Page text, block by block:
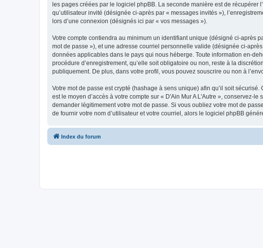
les pages créées par le logiciel phpBB. La seconde manière est de récupérer
qu’utilisateur invité (désignée ci-après par « messages invités »),
lors d’une connexion (désignés ici par « vos messages »).
Votre compte contiendra au minimum un identifiant unique (désigné ci-après
mot de passe »), et une adresse courriel personnelle valide (désignée ci-
données applicables dans le pays qui nous héberge. Toute information en-
procédure d’enregistrement, qu’elle soit obligatoire ou non, reste à la
publiquement. De plus, dans votre profil, vous pouvez souscrire ou non à
Votre mot de passe est crypté (hashage à sens unique) afin qu’il soit
est le moyen d’accès à votre compte sur « D'Ain Mur A L'Autre », conservez-
demander légitimement votre mot de passe. Si vous oubliez votre mot de
de fournir votre nom d’utilisateur et votre courriel, alors le logiciel phpBB
Index du forum